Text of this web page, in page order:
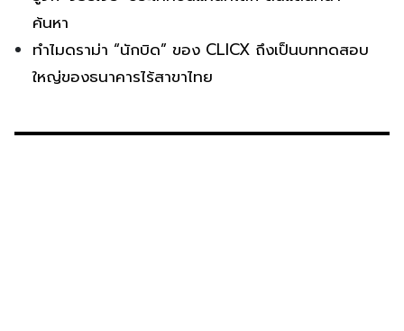
ค้นหา
ทำไมดราม่า “นักบิด” ของ CLICX ถึงเป็นบททดสอบ
ใหญ่ของธนาคารไร้สาขาไทย